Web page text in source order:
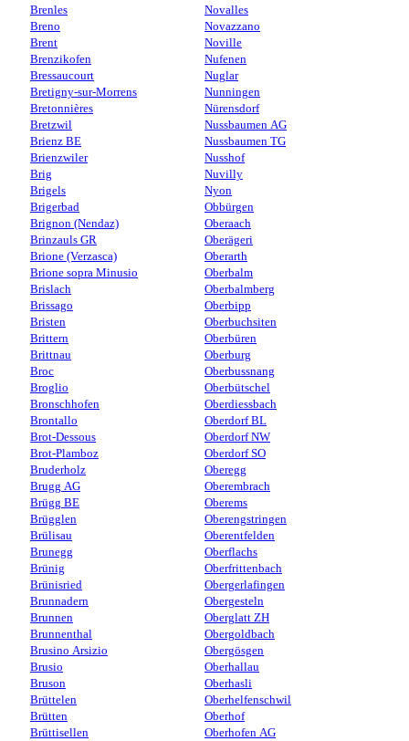
Brenles
Breno
Brent
Brenzikofen
Bressaucourt
Bretigny-sur-Morrens
Bretonnières
Bretzwil
Brienz BE
Brienzwiler
Brig
Brigels
Brigerbad
Brignon (Nendaz)
Brinzauls GR
Brione (Verzasca)
Brione sopra Minusio
Brislach
Brissago
Bristen
Brittern
Brittnau
Broc
Broglio
Bronschhofen
Brontallo
Brot-Dessous
Brot-Plamboz
Bruderholz
Brugg AG
Brügg BE
Brügglen
Brülisau
Brunegg
Brünig
Brünisried
Brunnadern
Brunnen
Brunnenthal
Brusino Arsizio
Brusio
Bruson
Brüttelen
Brütten
Brüttisellen
Novalles
Novazzano
Noville
Nufenen
Nuglar
Nunningen
Nürensdorf
Nussbaumen AG
Nussbaumen TG
Nusshof
Nuvilly
Nyon
Obbürgen
Oberaach
Oberägeri
Oberarth
Oberbalm
Oberbalmberg
Oberbipp
Oberbuchsiten
Oberbüren
Oberburg
Oberbussnang
Oberbütschel
Oberdiessbach
Oberdorf BL
Oberdorf NW
Oberdorf SO
Oberegg
Oberembrach
Oberems
Oberengstringen
Oberentfelden
Oberflachs
Oberfrittenbach
Obergerlafingen
Obergesteln
Oberglatt ZH
Obergoldbach
Obergösgen
Oberhallau
Oberhasli
Oberhelfenschwil
Oberhof
Oberhofen AG